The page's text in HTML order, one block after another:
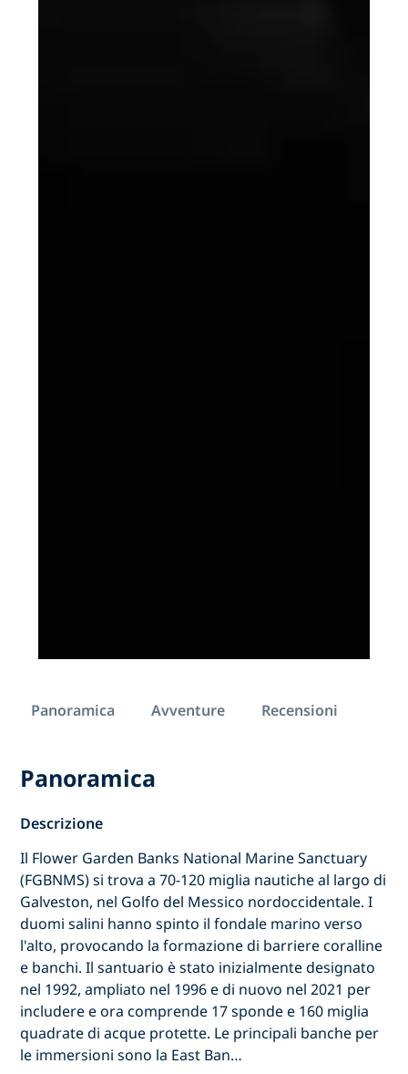
Panoramica Avventure Recensioni
Panoramica
Descrizione
Il Flower Garden Banks National Marine Sanctuary
(FGBNMS) si trova a 70-120 miglia nautiche al largo di
Galveston, nel Golfo del Messico nordoccidentale. I
duomi salini hanno spinto il fondale marino verso
l'alto, provocando la formazione di barriere coralline
e banchi. Il santuario è stato inizialmente designato
nel 1992, ampliato nel 1996 e di nuovo nel 2021 per
includere e ora comprende 17 sponde e 160 miglia
quadrate di acque protette. Le principali banche per
le immersioni sono la East Ban…